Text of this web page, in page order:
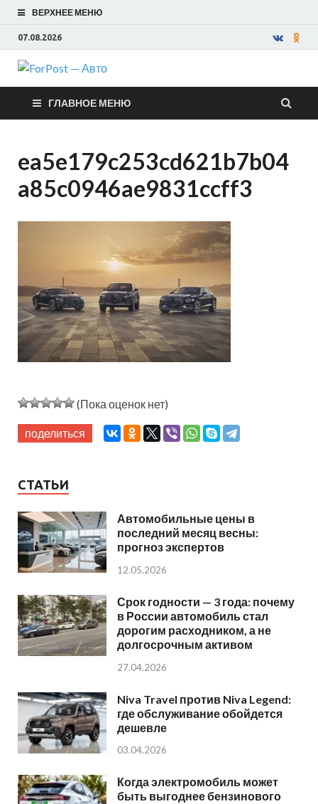
ВЕРХНЕЕ МЕНЮ
07.08.2026
ForPost —
Авто
ГЛАВНОЕ МЕНЮ
ea5e179c253cd621b7b04
a85c0946ae9831ccff3
(Пока оценок нет)
поделиться
СТАТЬИ
Автомобильные цены в
последний месяц весны:
прогноз экспертов
12.05.2026
Срок годности — 3 года: почему
в России автомобиль стал
дорогим расходником, а не
долгосрочным активом
27.04.2026
Niva Travel против Niva Legend:
где обслуживание обойдется
дешевле
03.04.2026
Когда электромобиль может
быть выгоднее бензинового